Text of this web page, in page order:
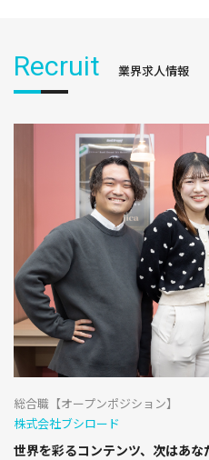
Recruit 業界求人情報
総合職【オープンポジション】
株式会社ブシロード
世界を彩るコンテンツ、次はあな